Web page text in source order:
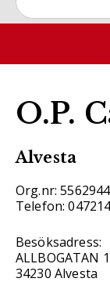
O.P.
Alvesta
Org.nr:
Telefon:
Besöksadress:
ALLBOGATAN
34230 Alvesta